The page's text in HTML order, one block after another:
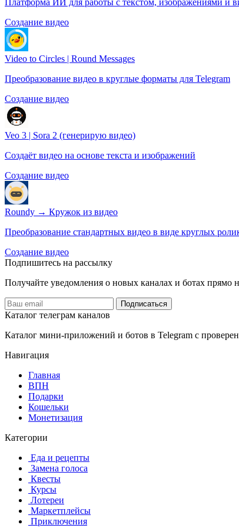
Платформа ИИ для работы с текстом, изображениями и
Создание видео
Video to Circles | Round Messages
Преобразование видео в круглые форматы для Telegram
Создание видео
Veo 3 | Sora 2 (генерирую видео)
Создаёт видео на основе текста и изображений
Создание видео
Roundy → Кружок из видео
Преобразование стандартных видео в виде круглых
Создание видео
Подпишитесь на рассылку
Получайте уведомления о новых каналах и ботаx прямо
Подписаться
Каталог телеграм каналов
Каталог мини-приложений и ботов в Telegram с
Навигация
Главная
️ВПН
Подарки
Кошельки
Монетизация
Категории
️ ️Еда и рецепты
️ Замена голоса
️ Квесты
‍ Курсы
️ Лотереи
️ Маркетплейсы
️ Приключения